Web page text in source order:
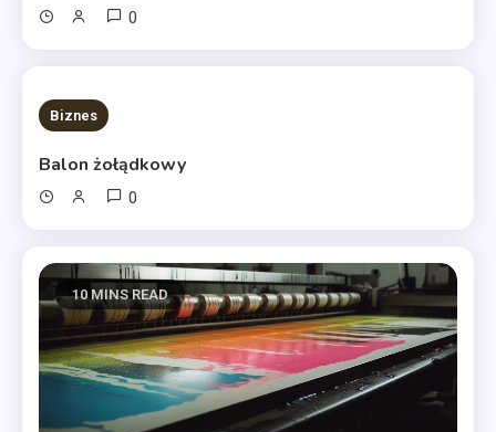
0
10 MINS READ
Biznes
Balon żołądkowy
0
10 MINS READ